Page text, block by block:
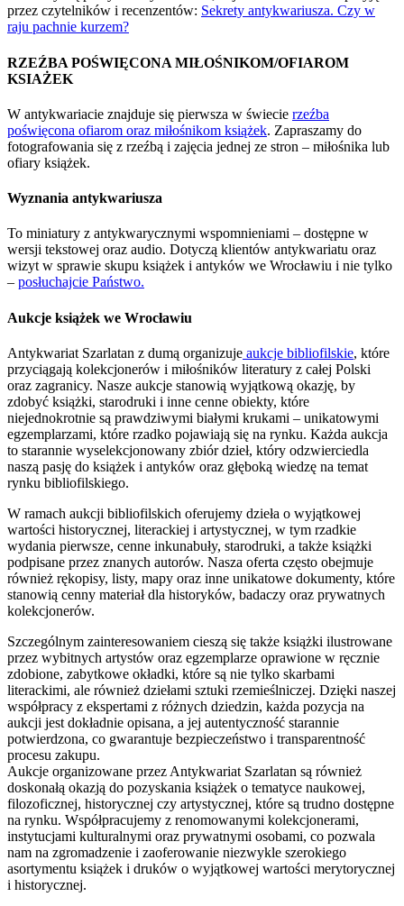
przez czytelników i recenzentów: Sekrety antykwariusza. Czy w
raju pachnie kurzem?
RZEŹBA POŚWIĘCONA MIŁOŚNIKOM/OFIAROM
KSIAŻEK
W antykwariacie znajduje się pierwsza w świecie rzeźba
poświęcona ofiarom oraz miłośnikom książek. Zapraszamy do
fotografowania się z rzeźbą i zajęcia jednej ze stron – miłośnika lub
ofiary książek.
Wyznania antykwariusza
To miniatury z antykwarycznymi wspomnieniami – dostępne w
wersji tekstowej oraz audio. Dotyczą klientów antykwariatu oraz
wizyt w sprawie skupu książek i antyków we Wrocławiu i nie tylko
– posłuchajcie Państwo.
Aukcje książek we Wrocławiu
Antykwariat Szarlatan z dumą organizuje aukcje bibliofilskie, które
przyciągają kolekcjonerów i miłośników literatury z całej Polski
oraz zagranicy. Nasze aukcje stanowią wyjątkową okazję, by
zdobyć książki, starodruki i inne cenne obiekty, które
niejednokrotnie są prawdziwymi białymi krukami – unikatowymi
egzemplarzami, które rzadko pojawiają się na rynku. Każda aukcja
to starannie wyselekcjonowany zbiór dzieł, który odzwierciedla
naszą pasję do książek i antyków oraz głęboką wiedzę na temat
rynku bibliofilskiego.
W ramach aukcji bibliofilskich oferujemy dzieła o wyjątkowej
wartości historycznej, literackiej i artystycznej, w tym rzadkie
wydania pierwsze, cenne inkunabuły, starodruki, a także książki
podpisane przez znanych autorów. Nasza oferta często obejmuje
również rękopisy, listy, mapy oraz inne unikatowe dokumenty, które
stanowią cenny materiał dla historyków, badaczy oraz prywatnych
kolekcjonerów.
Szczególnym zainteresowaniem cieszą się także książki ilustrowane
przez wybitnych artystów oraz egzemplarze oprawione w ręcznie
zdobione, zabytkowe okładki, które są nie tylko skarbami
literackimi, ale również dziełami sztuki rzemieślniczej. Dzięki naszej
współpracy z ekspertami z różnych dziedzin, każda pozycja na
aukcji jest dokładnie opisana, a jej autentyczność starannie
potwierdzona, co gwarantuje bezpieczeństwo i transparentność
procesu zakupu.
Aukcje organizowane przez Antykwariat Szarlatan są również
doskonałą okazją do pozyskania książek o tematyce naukowej,
filozoficznej, historycznej czy artystycznej, które są trudno dostępne
na rynku. Współpracujemy z renomowanymi kolekcjonerami,
instytucjami kulturalnymi oraz prywatnymi osobami, co pozwala
nam na zgromadzenie i zaoferowanie niezwykle szerokiego
asortymentu książek i druków o wyjątkowej wartości merytorycznej
i historycznej.